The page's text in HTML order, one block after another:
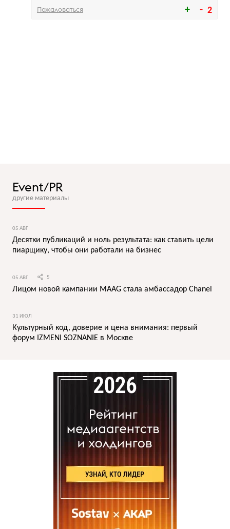
2
Пожаловаться
Event/PR
другие материалы
05 АВГ
Десятки публикаций и ноль результата: как ставить цели
пиарщику, чтобы они работали на бизнес
05 АВГ 5
Лицом новой кампании MAAG стала амбассадор Chanel
31 ИЮЛ
Культурный код, доверие и цена внимания: первый
форум IZMENI SOZNANIE в Москве